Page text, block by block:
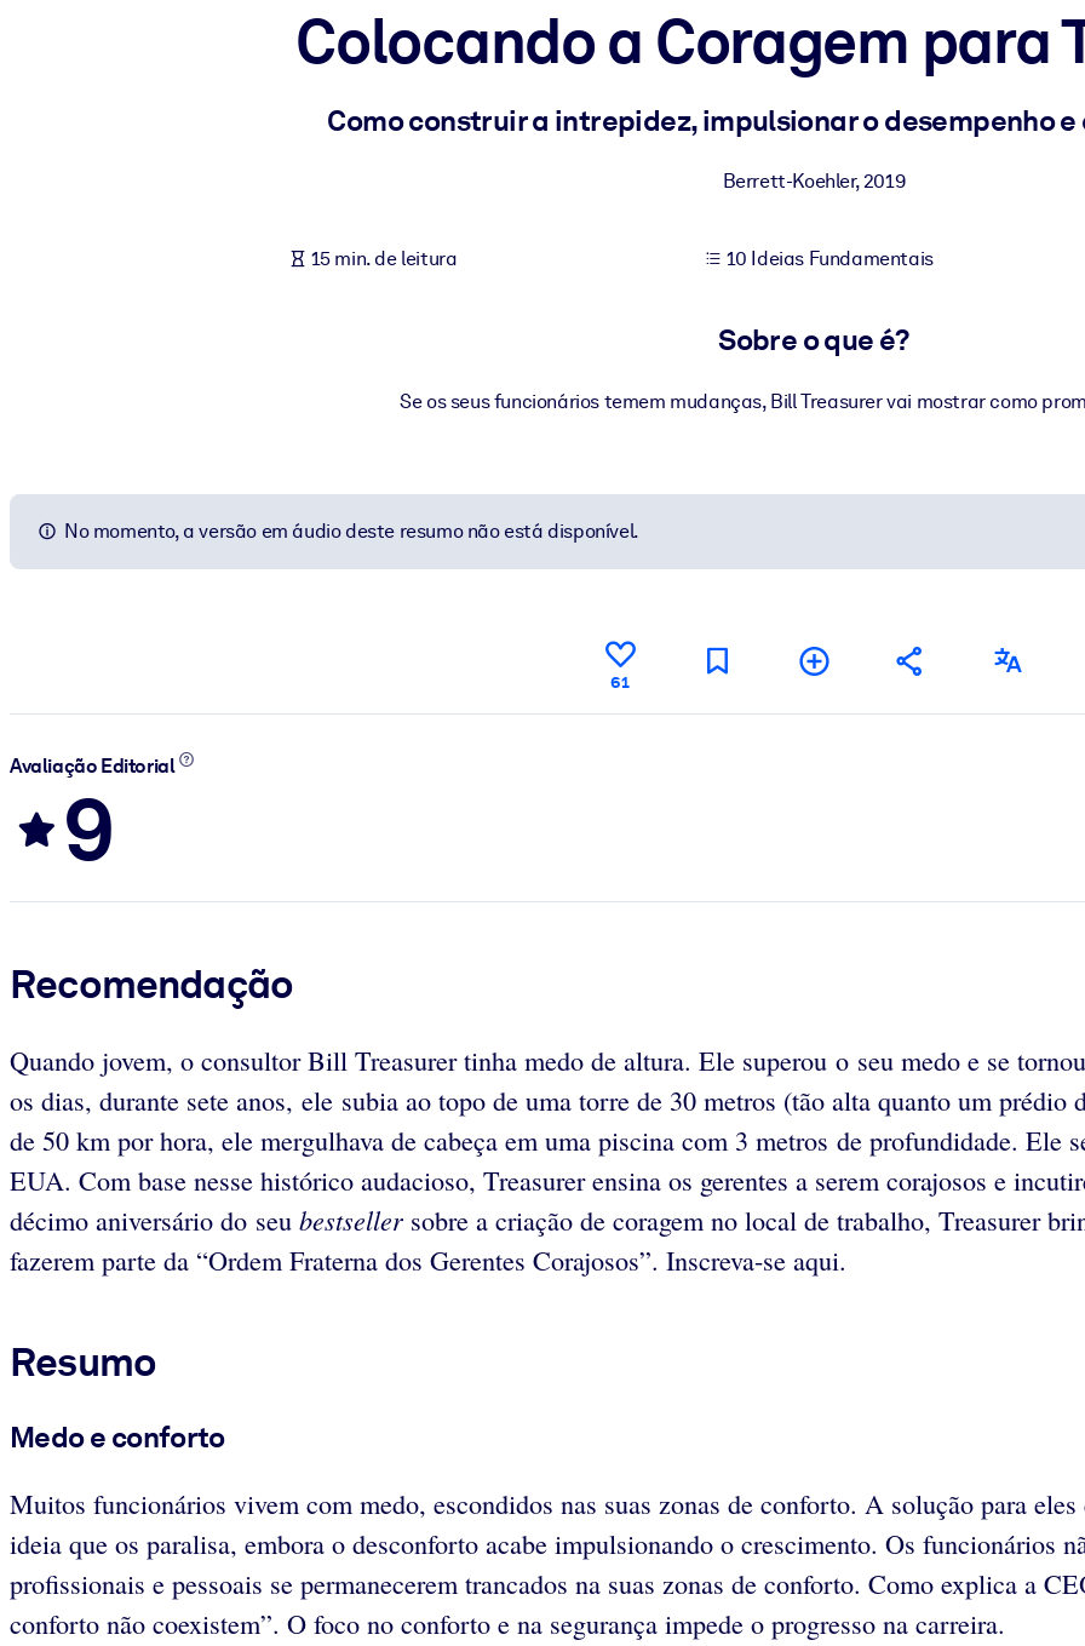
Enriqueça sua biblioteca corporativa com conhecimento de negócios confiável e pronto para uso.
Alimente seus sistemas de IA com conhecimento confiável e estruturado para melhorar os resultados.
Colocando a Coragem para
Como construir a intrepidez, impulsionar o desempenho
Berrett-Koehler,2019
15 min. de leitura 10 Ideias Fundamentais
Sobre o que é?
Se os seus funcionários temem mudanças, Bill Treasurer vai mostrar como
No momento, a versão em áudio deste resumo não está disponível.
61
Avaliação Editorial
9
Recomendação
Quando jovem, o consultor Bill Treasurer tinha medo de altura. Ele superou o seu medo e se
os dias, durante sete anos, ele subia ao topo de uma torre de 30 metros (tão alta quanto um prédio
de 50 km por hora, ele mergulhava de cabeça em uma piscina com 3 metros de profundidade.
EUA. Com base nesse histórico audacioso, Treasurer ensina os gerentes a serem corajosos e
décimo aniversário do seu bestseller sobre a criação de coragem no local de trabalho, Treasurer
fazerem parte da “Ordem Fraterna dos Gerentes Corajosos”. Inscreva-se aqui.
Resumo
Medo e conforto
Muitos funcionários vivem com medo, escondidos nas suas zonas de conforto. A solução para
ideia que os paralisa, embora o desconforto acabe impulsionando o crescimento. Os funcionários
profissionais e pessoais se permanecerem trancados na suas zonas de conforto. Como explica a
conforto não coexistem”. O foco no conforto e na segurança impede o progresso na carreira.